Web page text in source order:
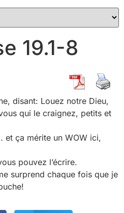
19.1-8
disant: Louez notre Dieu,
qui le craignez, petits et
et ça mérite un WOW ici,
pouvez l’écrire.
surprend chaque fois que je